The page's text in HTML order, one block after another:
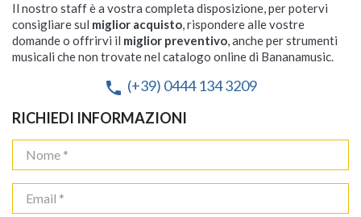
Il nostro staff è a vostra completa disposizione, per potervi
consigliare sul miglior acquisto, rispondere alle vostre
domande o offrirvi il miglior preventivo, anche per strumenti
musicali che non trovate nel catalogo online di Bananamusic.
phone (+39) 0444 134 3209
RICHIEDI INFORMAZIONI